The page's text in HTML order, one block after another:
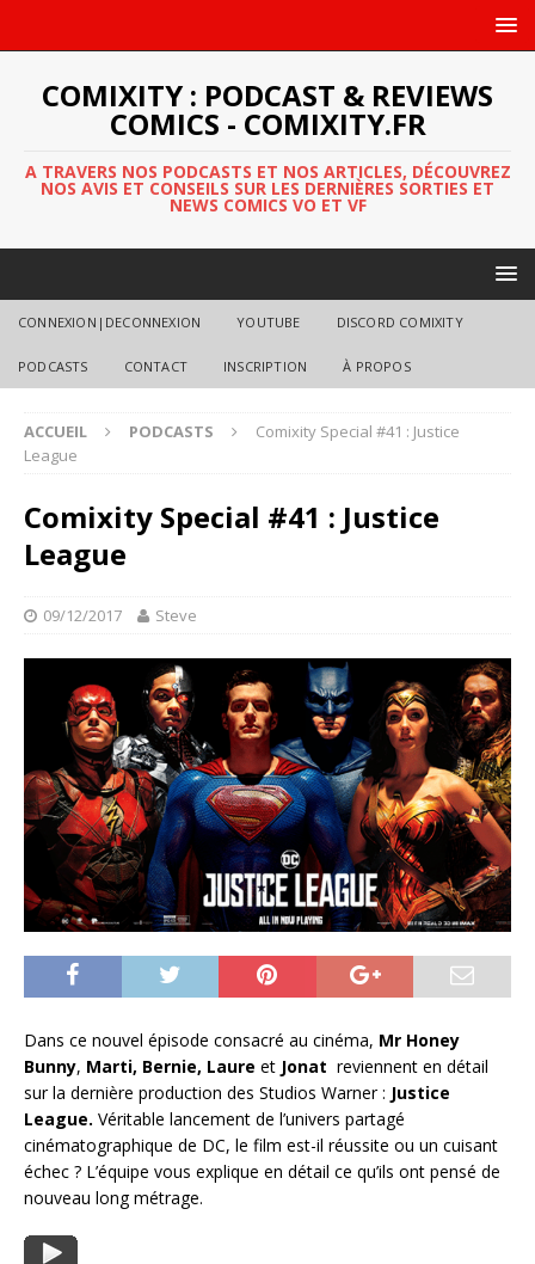
COMIXITY : PODCAST & REVIEWS
COMICS - COMIXITY.FR
A TRAVERS NOS PODCASTS ET NOS ARTICLES, DÉCOUVREZ
NOS AVIS ET CONSEILS SUR LES DERNIÈRES SORTIES ET
NEWS COMICS VO ET VF
CONNEXION|DECONNEXION YOUTUBE DISCORD COMIXITY
PODCASTS CONTACT INSCRIPTION À PROPOS
ACCUEIL PODCASTS
Comixity Special #41 : Justice
League
Comixity Special #41 : Justice
League
09/12/2017 Steve
Dans ce nouvel épisode consacré au cinéma, Mr Honey
Bunny, Marti, Bernie, Laure et Jonat reviennent en détail
sur la dernière production des Studios Warner : Justice
League. Véritable lancement de l’univers partagé
cinématographique de DC, le film est-il réussite ou un cuisant
échec ? L’équipe vous explique en détail ce qu’ils ont pensé de
nouveau long métrage.